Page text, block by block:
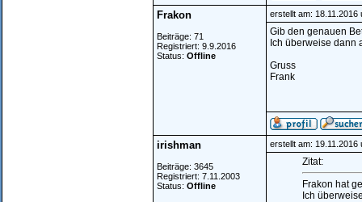
Frakon
Beiträge: 71
Registriert: 9.9.2016
Status: Offline
erstellt am: 18.11.2016
Gib den genauen
Ich überweise dann
Gruss
Frank
irishman
Beiträge: 3645
Registriert: 7.11.2003
Status: Offline
erstellt am: 19.11.2016
Zitat:
Frakon hat
Ich